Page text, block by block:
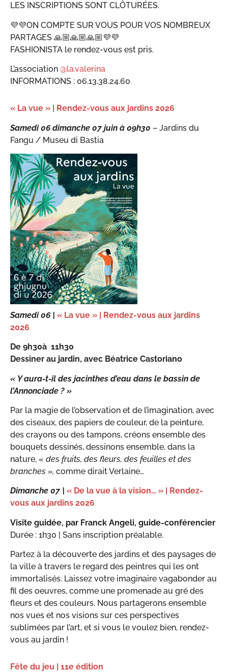
LES INSCRIPTIONS SONT CLÔTURÉES.
💜💜ON COMPTE SUR VOUS POUR VOS NOMBREUX
PARTAGES 🙏🏼🙏🏼🙏🏼💜💜
FASHIONISTA le rendez-vous est pris.
L’association @la.valerina
INFORMATIONS : 06.13.38.24.60
« La vue » | Rendez-vous aux jardins 2026
Samedi 06 dimanche 07 juin à 09h30 – Jardins du
Fangu / Museu di Bastia
Samedi 06 | « La vue » | Rendez-vous aux jardins
2026
De 9h30à 11h30
Dessiner au jardin, avec Béatrice Castoriano
« Y aura-t-il des jacinthes d’eau dans le bassin de
l’Annonciade ? »
Par la magie de l’observation et de l’imagination, avec
des ciseaux, des papiers de couleur, de la peinture,
des crayons ou des tampons, créons ensemble des
bouquets dessinés, dessinons ensemble, dans la
nature, « des fruits, des fleurs, des feuilles et des
branches », comme dirait Verlaine…
Dimanche 07 |
« De la vue à la vision… » | Rendez-
vous aux jardins 2026
Visite guidée, par Franck Angeli, guide-conférencier
Durée : 1h30 | Sans inscription préalable.
Partez à la découverte des jardins et des paysages de
la ville à travers le regard des peintres qui les ont
immortalisés. Laissez votre imaginaire vagabonder au
fil des oeuvres, comme une promenade au gré des
fleurs et des couleurs. Nous partagerons ensemble
nos vues et nos visions sur ces perspectives
sublimées par l’art, et si vous le voulez bien, rendez-
vous au jardin !
Fête du jeu | 11e édition